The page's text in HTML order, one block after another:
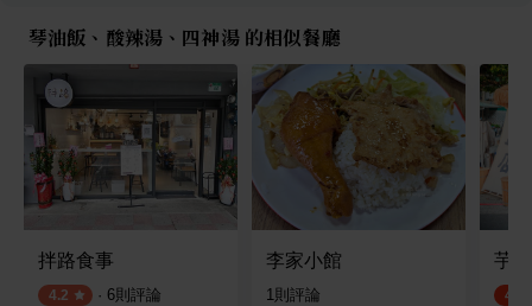
琴油飯、酸辣湯、四神湯 的相似餐廳
拌路食事
4.2 · 6則評論
李家小館
1則評論
芋
4.5